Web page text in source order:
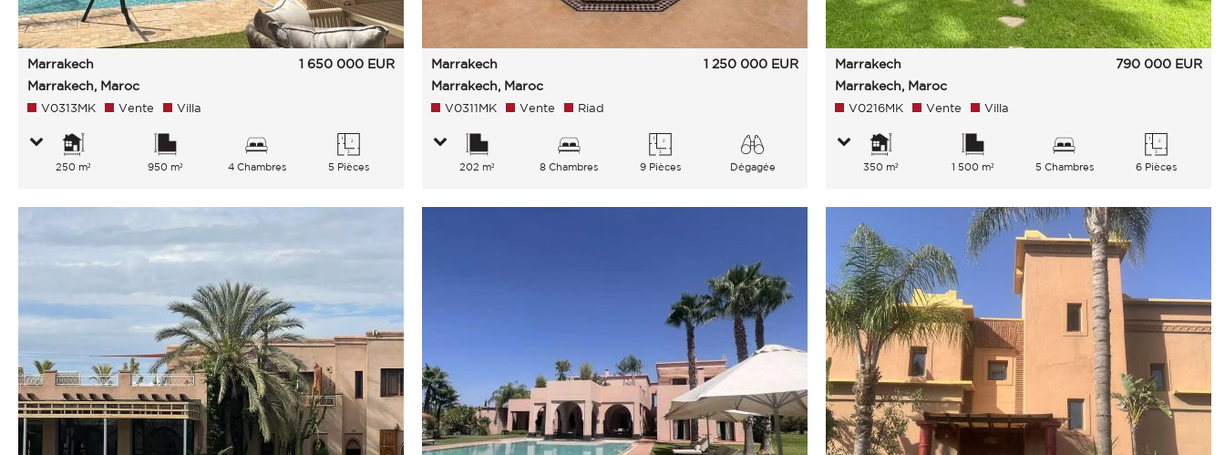
Marrakech
Marrakech, Maroc
1 650 000 EUR
V0313MK Vente Villa
250 m² 950 m² 4 Chambres 5 Pièces
Marrakech
Marrakech, Maroc
1 250 000 EUR
V0311MK Vente Riad
202 m² 8 Chambres 9 Pièces Dégagée
Marrakech
Marrakech, Maroc
790 000 EUR
V0216MK Vente Villa
350 m² 1 500 m² 5 Chambres 6 Pièces